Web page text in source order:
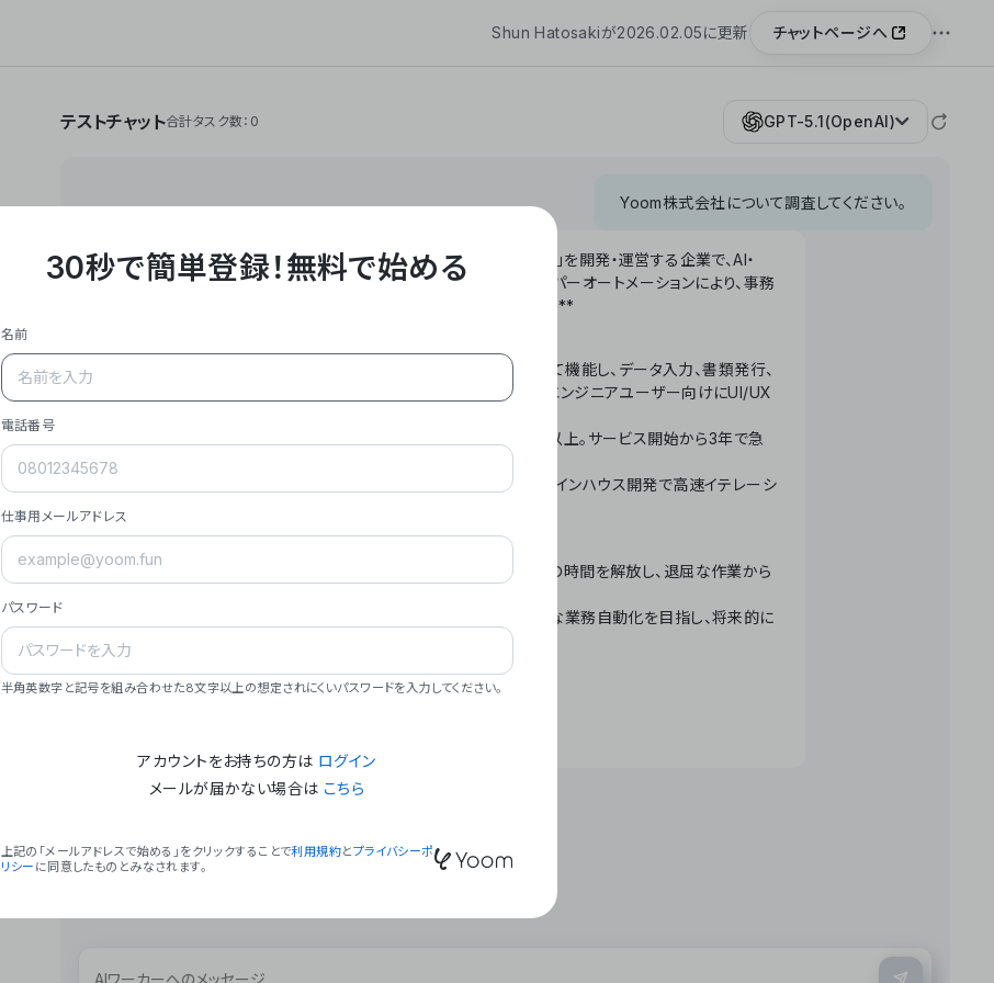
Shun Hatosakiが2026.02.05に更新 チャットページへ
テストチャット合計タスク数：0 GPT-5.1(OpenAI)
Yoom株式会社について調査してください。
**Yoom株式会社は、ビジネスオートメーションSaaS「Yoom」を開発・運営する企業で、AI・
API・RPA・OCRなどの技術をノーコードで組み合わせたハイパーオートメーションにより、事務
作業やデスクワークを自動化するサービスを提供しています。**
- **主力プロダクト「Yoom」**: SaaS連携データベースとして機能し、データ入力、書類発行、
メール対応、請求書処理、日報作成などの業務を自動化。非エンジニアユーザー向けにUI/UX
- **実績**: 国内利用社数20,000社超、直近成長率300%以上。サービス開始から3年で急
- **強み**: すべての自動化技術を1プラットフォームで完結。インハウス開発で高速イテレーシ
- **ミッション**: 「We Make Time」 – テクノロジーで人々の時間を解放し、退屈な作業から
- **ビジョン**: 「Global Business Automation」 – 世界的な業務自動化を目指し、将来的に
### 会社概要
30秒で簡単登録！無料で始める
名前
電話番号
仕事用メールアドレス
パスワード
半角英数字と記号を組み合わせた8文字以上の想定されにくいパスワードを入力してください。
アカウントをお持ちの方は ログイン
メールが届かない場合は こちら
上記の「メールアドレスで始める」をクリックすることで利用規約とプライバシーポ
リシー に同意したものとみなされます。